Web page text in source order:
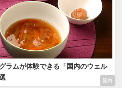
国内
ラムが体験できる「国内のウェル